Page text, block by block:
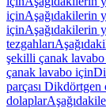
içinAşağıdakilerin
içinAşağıdakilerin
tezgahları
şekilli çanak
çanak lavabo için
parçası
dolaplar